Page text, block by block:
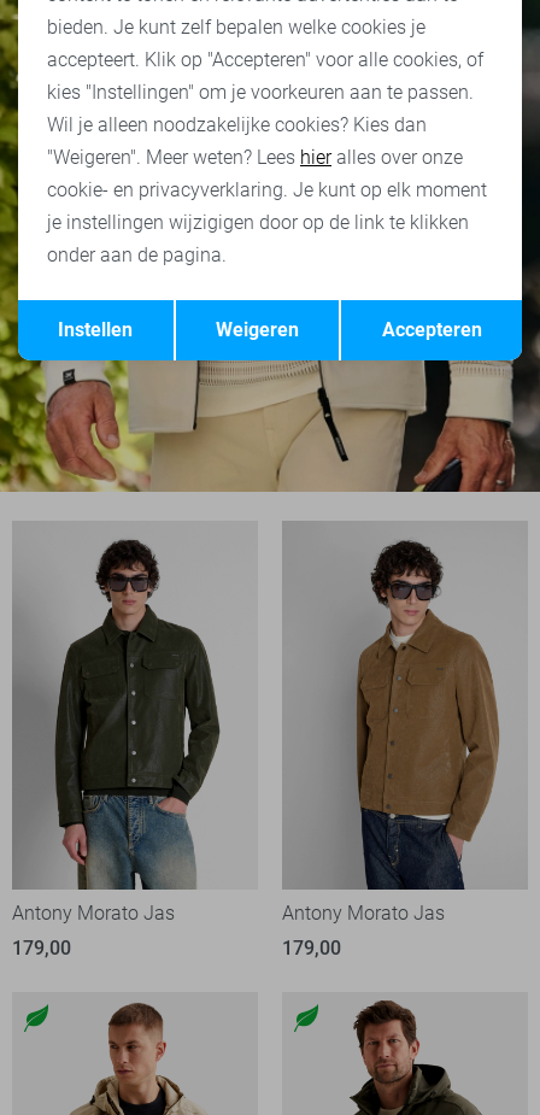
Antony Morato Jas
179,00
Antony Morato Jas
179,00
Terug Opslaan
bieden. Je kunt zelf bepalen welke cookies je
accepteert. Klik op "Accepteren" voor alle cookies, of
kies "Instellingen" om je voorkeuren aan te passen.
Wil je alleen noodzakelijke cookies? Kies dan
"Weigeren". Meer weten? Lees hieralles over onze
cookie- en privacyverklaring. Je kunt op elk moment
je instellingen wijzigigen door op de link te klikken
onder aan de pagina.
Accepteren
Weigeren
Instellen